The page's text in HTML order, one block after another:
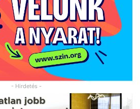
- Hirdetés -